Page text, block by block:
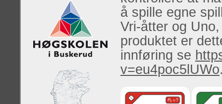
å spille egne
Vri-åtter og
produktet er
innføring se
v=eu4poc5lUWo